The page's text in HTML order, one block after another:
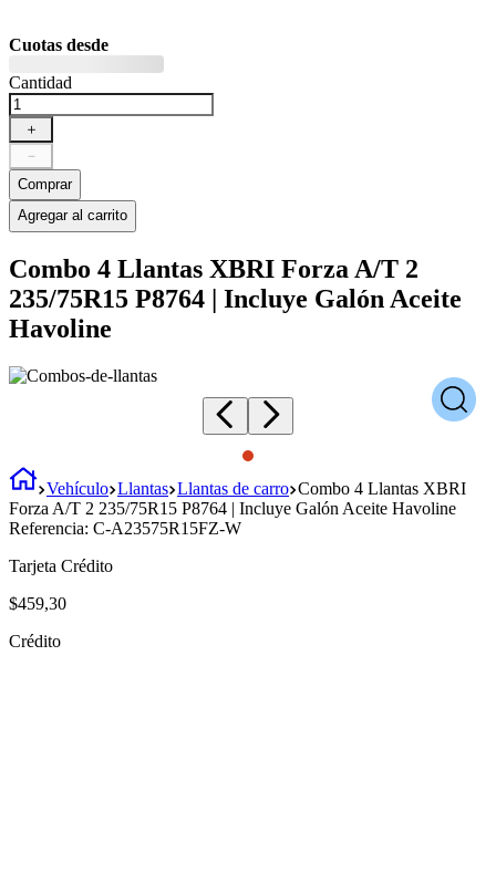
Cuotas desde
Cantidad
＋
－
Comprar
Agregar al carrito
Combo 4 Llantas XBRI Forza A/T 2
235/75R15 P8764 | Incluye Galón Aceite
Havoline
Vehículo Llantas Llantas de carro Combo 4 Llantas XBRI
Forza A/T 2 235/75R15 P8764 | Incluye Galón Aceite Havoline
Referencia: C-A23575R15FZ-W
Tarjeta Crédito
$459,30
Crédito